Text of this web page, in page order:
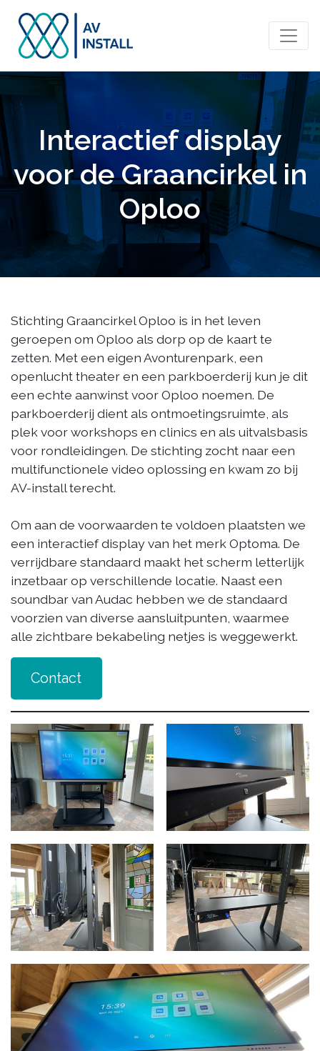
Interactief display
voor de Graancirkel in
Oploo
Stichting Graancirkel Oploo is in het leven
geroepen om Oploo als dorp op de kaart te
zetten. Met een eigen Avonturenpark, een
openlucht theater en een parkboerderij kun je dit
een echte aanwinst voor Oploo noemen. De
parkboerderij dient als ontmoetingsruimte, als
plek voor workshops en clinics en als uitvalsbasis
voor rondleidingen. De stichting zocht naar een
multifunctionele video oplossing en kwam zo bij
AV-install terecht.
Om aan de voorwaarden te voldoen plaatsten we
een interactief display van het merk Optoma. De
verrijdbare standaard maakt het scherm letterlijk
inzetbaar op verschillende locatie. Naast een
soundbar van Audac hebben we de standaard
voorzien van diverse aansluitpunten, waarmee
alle zichtbare bekabeling netjes is weggewerkt.
Contact